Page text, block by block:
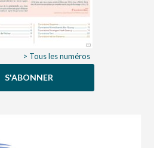
> Tous les numéros
S'ABONNER